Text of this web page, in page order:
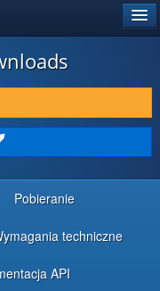
Pobieranie
techniczne
API